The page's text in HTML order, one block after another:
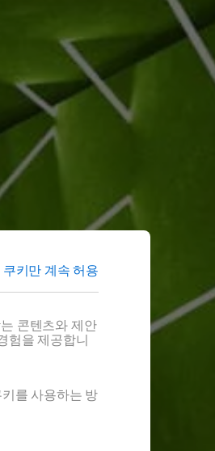
쿠키만 계속 허용
콘텐츠와 제안
험을 제공합니
를 사용하는 방